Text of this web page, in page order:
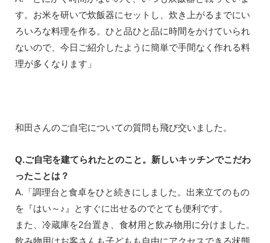
す。お米を研いで炊飯器にセットし、炊き上がるまでにい
ろいろな料理を作る。ひと品ひと品に時間をかけていられ
ないので、今日ご紹介したように簡単で手間なく作れる料
理が多くなります」
和田さんのご自宅についての質問も飛び交いました。
Q.ご自宅を建てられたとのこと。新しいキッチンでこだわ
ったことは？
A.「調理台と食卓をひと続きにしました。出来立てのもの
を『はい～♪』とすぐに出せるのでとても便利です。
また、冷蔵庫を2台置き、食材用と飲み物用に分けました。
飲み物用はお客さんも子どもも自由にアクセスできる状態